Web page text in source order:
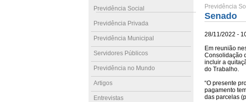
Previdência Social
Previdência Privada
Previdência Municipal
Servidores Públicos
Previdência no Mundo
Artigos
Entrevistas
Previdência
Senado
28/11/2022 -
Em reunião
Consolidação
incluir a
do Trabalho.
“O presente
pagamento
das parcelas